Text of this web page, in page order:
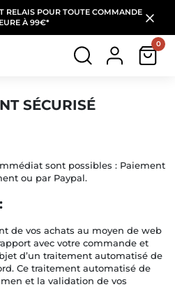
RELAIS POUR TOUTE COMMANDE
À 99€*
0
SÉCURISÉ
sont possibles : Paiement
ou par Paypal.
de vos achats au moyen de web
avec votre commande et
d’un traitement automatisé de
Ce traitement automatisé de
et la validation de vos